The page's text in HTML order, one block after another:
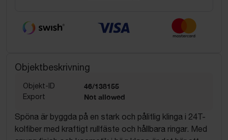
Objektbeskrivning
Objekt-ID 46/138155
Export Not allowed
Spöna är byggda på en stark och pålitlig klinga i 24T-
kolfiber med kraftigt rullfäste och hållbara ringar. Med